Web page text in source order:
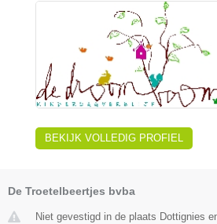
BEKIJK VOLLEDIG PROFIEL
De Troetelbeertjes bvba
Niet gevestigd in de plaats Dottignies